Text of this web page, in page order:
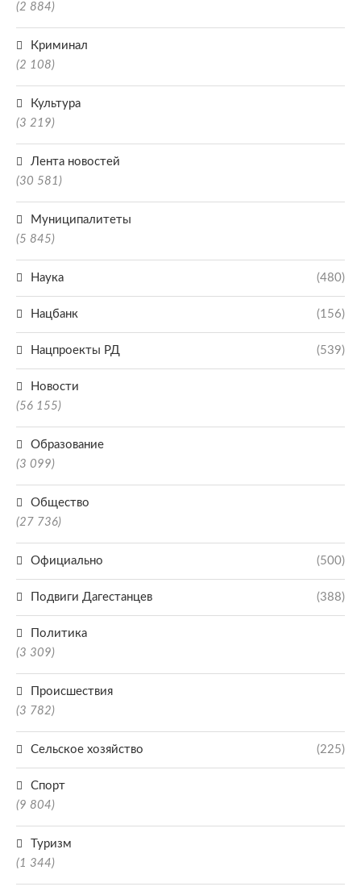
(2 884)
Криминал
(2 108)
Культура
(3 219)
Лента новостей
(30 581)
Муниципалитеты
(5 845)
Наука (480)
Нацбанк (156)
Нацпроекты РД (539)
Новости
(56 155)
Образование
(3 099)
Общество
(27 736)
Официально (500)
Подвиги Дагестанцев (388)
Политика
(3 309)
Происшествия
(3 782)
Сельское хозяйство (225)
Спорт
(9 804)
Туризм
(1 344)